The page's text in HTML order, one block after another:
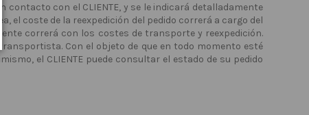
con el CLIENTE, y se le indicará detalladamente
el coste de la reexpedición del pedido correrá a cargo del
correrá con los costes de transporte y reexpedición.
Con el objeto de que en todo momento esté
el CLIENTE puede consultar el estado de su pedido